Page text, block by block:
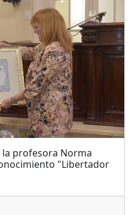
profesora Norma
"Libertador